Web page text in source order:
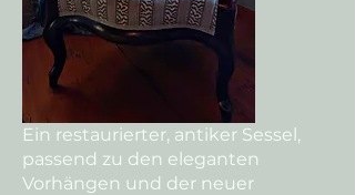
Ein restaurierter, antiker Sessel,
passend zu den eleganten
Vorhängen und der neuer